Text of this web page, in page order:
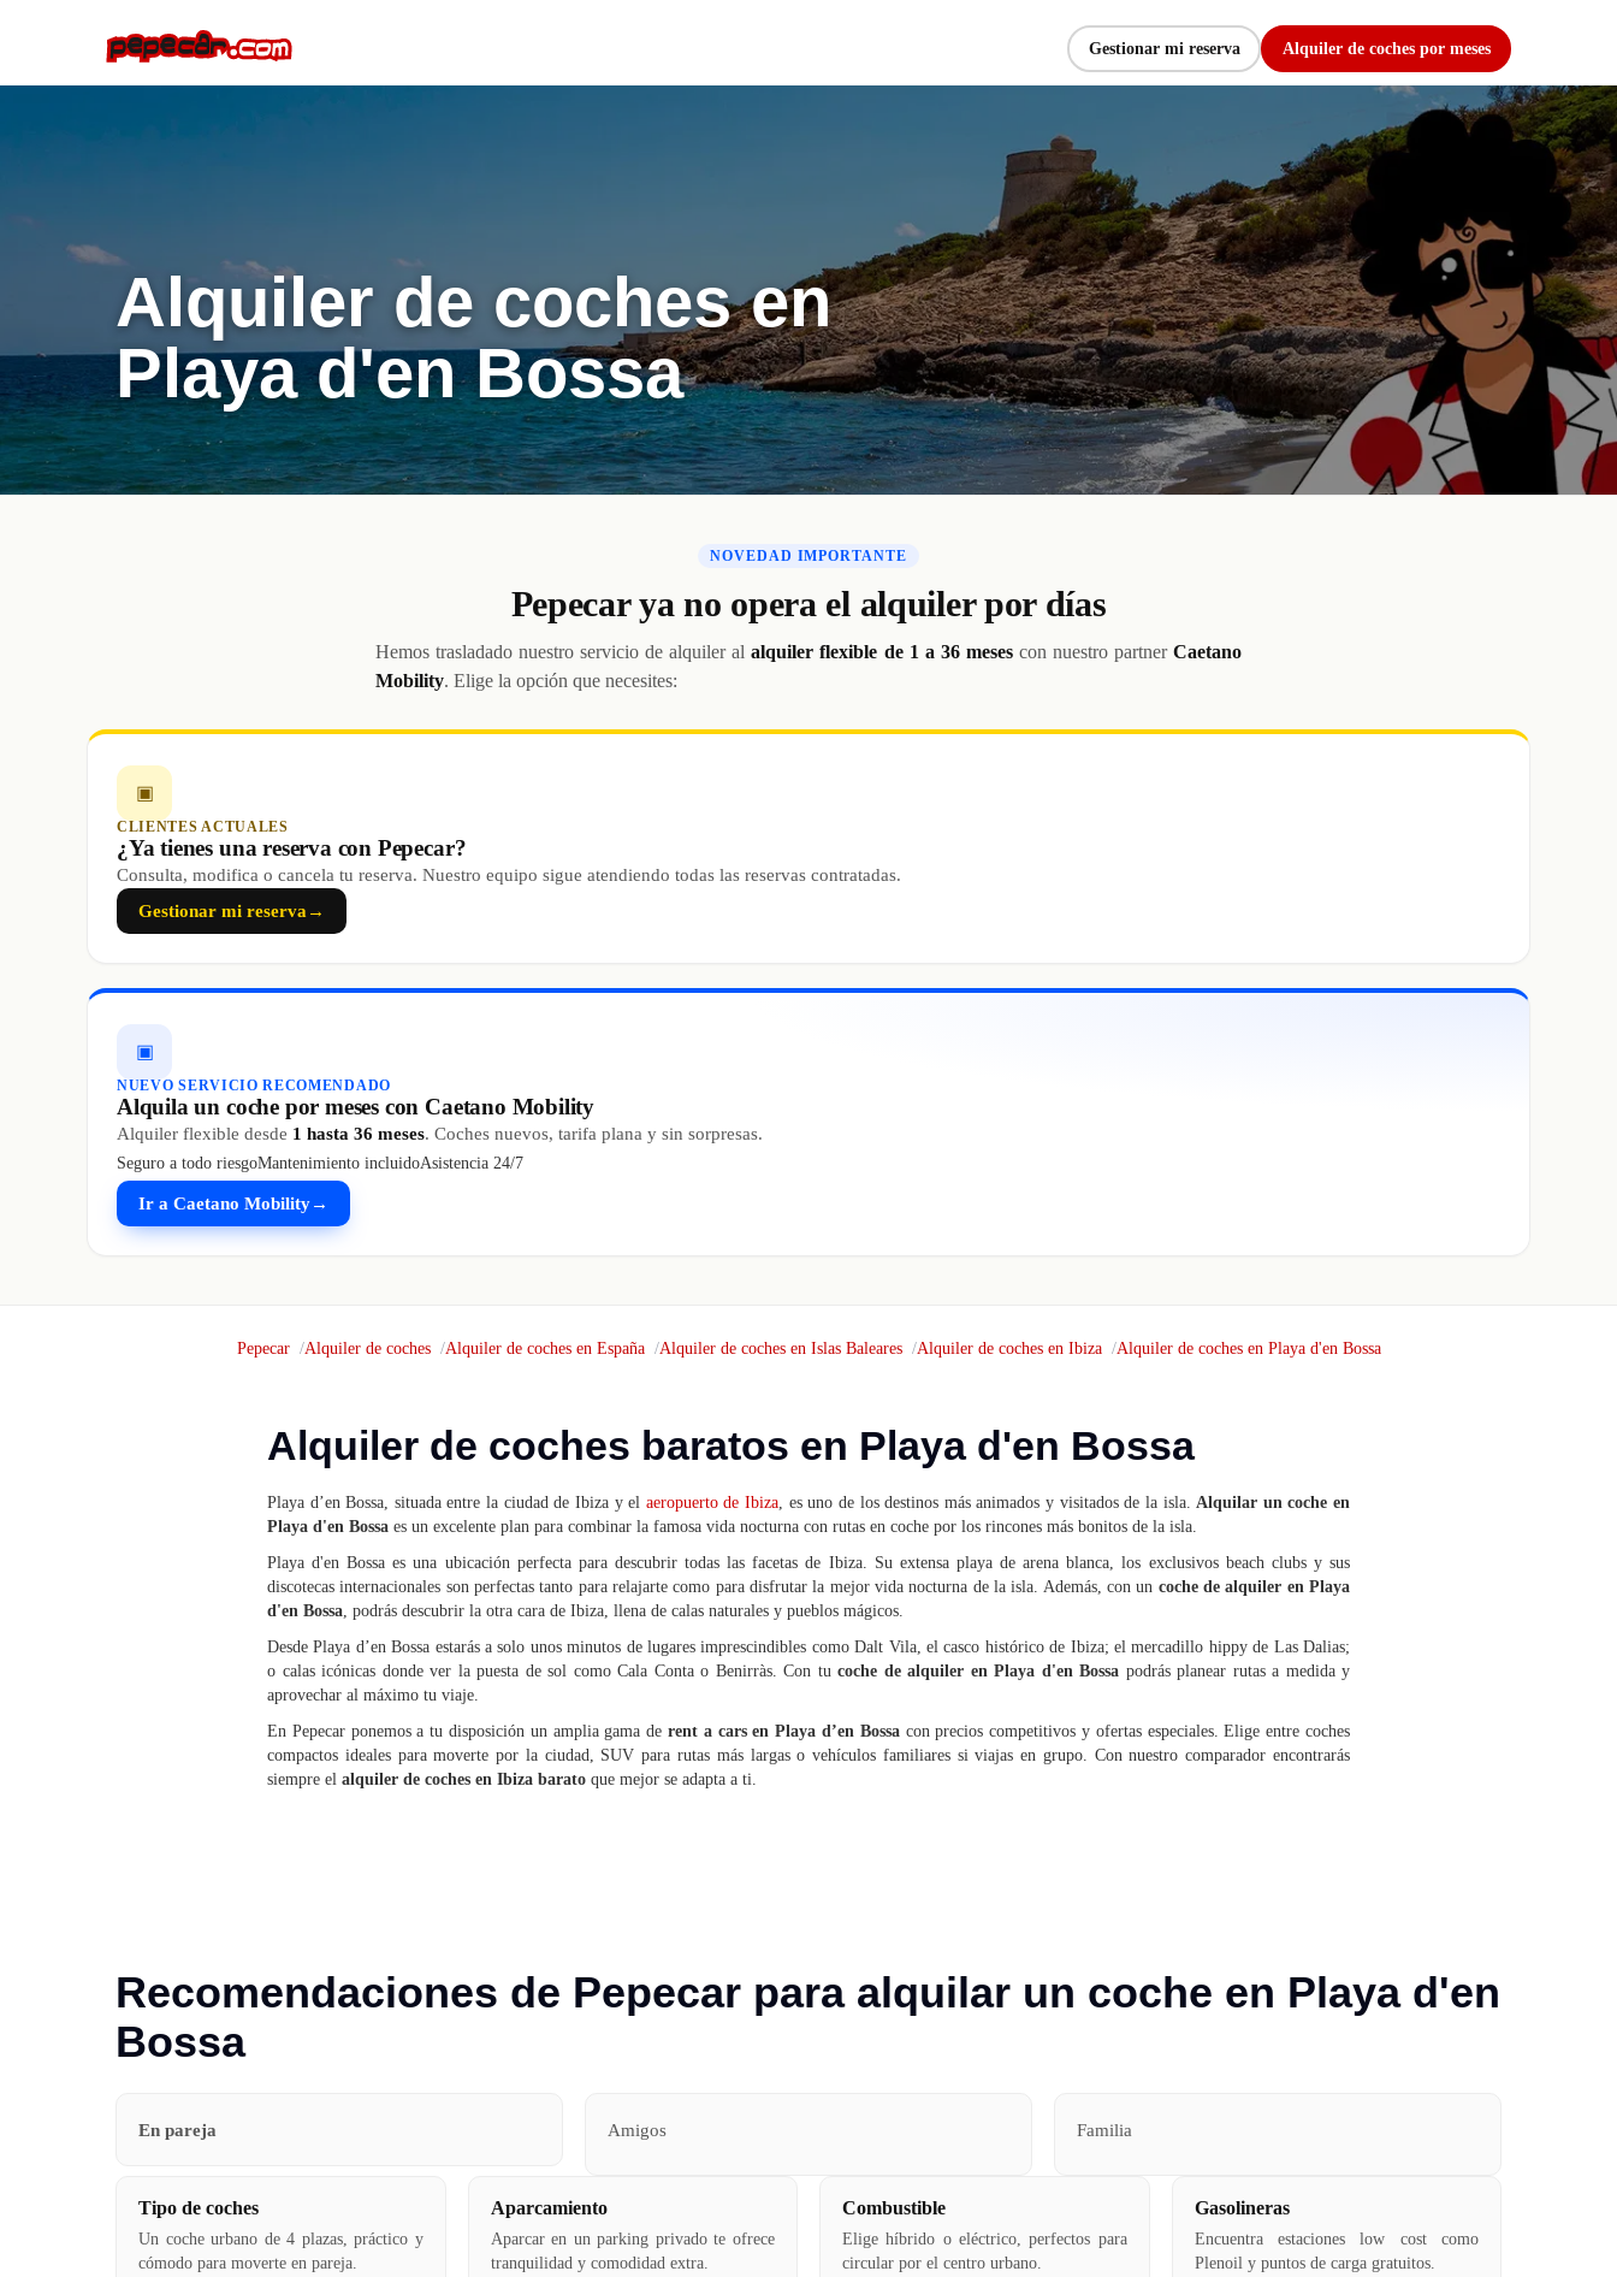
Gestionar mi reserva Alquiler de coches por meses
Alquiler de coches en
Playa d'en Bossa
NOVEDAD IMPORTANTE
Pepecar ya no opera el alquiler por días
Hemos trasladado nuestro servicio de alquiler alalquiler flexible de 1 a 36 mesescon nuestro partnerCaetano
Mobility. Elige la opción que necesites:
▣
CLIENTES ACTUALES
¿Ya tienes una reserva con Pepecar?
Consulta, modifica o cancela tu reserva. Nuestro equipo sigue atendiendo todas las reservas contratadas.
Gestionar mi reserva →
▣
NUEVO SERVICIO RECOMENDADO
Alquila un coche por meses con Caetano Mobility
Alquiler flexible desde 1 hasta 36 meses. Coches nuevos, tarifa plana y sin sorpresas.
Seguro a todo riesgoMantenimiento incluidoAsistencia 24/7
Ir a Caetano Mobility→
Pepecar Alquiler de coches Alquiler de coches en España Alquiler de coches en Islas Baleares Alquiler de coches en Ibiza Alquiler de coches en Playa d'en Bossa
Alquiler de coches baratos en Playa d'en Bossa
Playa d’en Bossa, situada entre la ciudad de Ibiza y el aeropuerto de Ibiza, es uno de los destinos más animados y visitados de la isla.Alquilar un coche en
Playa d'en Bossa es un excelente plan para combinar la famosa vida nocturna con rutas en coche por los rincones más bonitos de la isla.
Playa d'en Bossa es una ubicación perfecta para descubrir todas las facetas de Ibiza. Su extensa playa de arena blanca, los exclusivos beach clubs y sus
discotecas internacionales son perfectas tanto para relajarte como para disfrutar la mejor vida nocturna de la isla. Además, con un coche de alquiler en Playa
d'en Bossa, podrás descubrir la otra cara de Ibiza, llena de calas naturales y pueblos mágicos.
Desde Playa d’en Bossa estarás a solo unos minutos de lugares imprescindibles como Dalt Vila, el casco histórico de Ibiza; el mercadillo hippy de Las Dalias;
o calas icónicas donde ver la puesta de sol como Cala Conta o Benirràs. Con tu coche de alquiler en Playa d'en Bossa podrás planear rutas a medida y
aprovechar al máximo tu viaje.
En Pepecar ponemos a tu disposición un amplia gama de rent a cars en Playa d’en Bossacon precios competitivos y ofertas especiales. Elige entre coches
compactos ideales para moverte por la ciudad, SUV para rutas más largas o vehículos familiares si viajas en grupo. Con nuestro comparador encontrarás
siempre el alquiler de coches en Ibiza barato que mejor se adapta a ti.
Recomendaciones de Pepecar para alquilar un coche en Playa d'en
Bossa
En pareja Amigos Familia
Tipo de coches
Un coche urbano de 4 plazas, práctico y
cómodo para moverte en pareja.
Aparcamiento
Aparcar en un parking privado te ofrece
tranquilidad y comodidad extra.
Combustible
Elige híbrido o eléctrico, perfectos para
circular por el centro urbano.
Gasolineras
Encuentra estaciones low cost como
Plenoil y puntos de carga gratuitos.